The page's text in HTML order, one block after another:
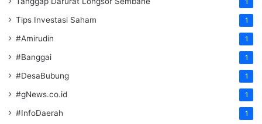
Tips Investasi Saham 1
#Amirudin 1
#Banggai 1
#DesaBubung 1
#gNews.co.id 1
#InfoDaerah 1